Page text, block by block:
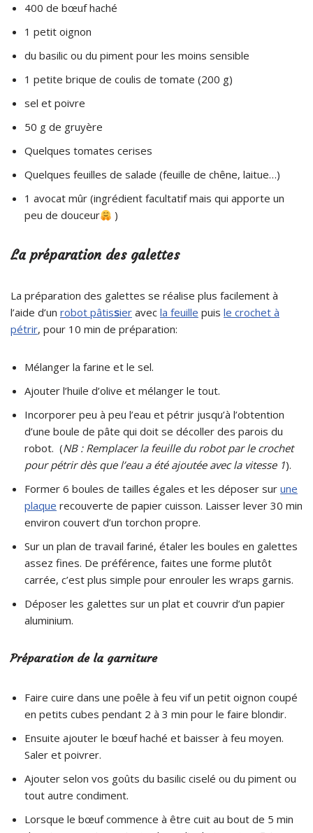
400 de bœuf haché
1 petit oignon
du basilic ou du piment pour les moins sensible
1 petite brique de coulis de tomate (200 g)
sel et poivre
50 g de gruyère
Quelques tomates cerises
Quelques feuilles de salade (feuille de chêne, laitue…)
1 avocat mûr (ingrédient facultatif mais qui apporte un
peu de douceur
)
La préparation des galettes
La préparation des galettes se réalise plus facilement à
l’aide d’un robot pâtissier avec la feuille puis le crochet à
pétrir, pour 10 min de préparation:
Mélanger la farine et le sel.
Ajouter l’huile d’olive et mélanger le tout.
Incorporer peu à peu l’eau et pétrir jusqu’à l’obtention
d’une boule de pâte qui doit se décoller des parois du
robot. (NB : Remplacer la feuille du robot par le crochet
pour pétrir dès que l’eau a été ajoutée avec la vitesse 1).
Former 6 boules de tailles égales et les déposer sur une
plaque recouverte de papier cuisson. Laisser lever 30 min
environ couvert d’un torchon propre.
Sur un plan de travail fariné, étaler les boules en galettes
assez fines. De préférence, faites une forme plutôt
carrée, c’est plus simple pour enrouler les wraps garnis.
Déposer les galettes sur un plat et couvrir d’un papier
aluminium.
Préparation de la garniture
Faire cuire dans une poêle à feu vif un petit oignon coupé
en petits cubes pendant 2 à 3 min pour le faire blondir.
Ensuite ajouter le bœuf haché et baisser à feu moyen.
Saler et poivrer.
Ajouter selon vos goûts du basilic ciselé ou du piment ou
tout autre condiment.
Lorsque le bœuf commence à être cuit au bout de 5 min